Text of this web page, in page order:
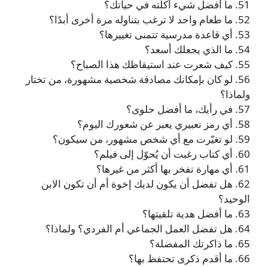
51. ما أفضل شيء أكلته في حياتك؟
52. ما طعام واحد لا ترغب بتناوله مرة أخرى أبدًا؟
53. أي قاعدة مدرسية تتمنى تغييرها؟
54. ما الذي يجعلك أسعد؟
55. كيف شعرت عند استيقاظك هذا الصباح؟
56. لو كان بإمكانك مصادقة شخصية مشهورة، من تختار
ولماذا؟
57. في رأيك، ما أفضل حلوى؟
58. أي رمز تعبيري يعبر عن شعورك اليوم؟
59. لو تغيّرت مع أي شخص مشهور، من سيكون؟
60. أي كتاب رغبت أن يُحوّل إلى فيلم؟
61. أي مهارة تفخر بها أكثر من غيرها؟
62. هل تفضل أن يكون لديك إخوة أم أن تكون الابن
الوحيد؟
63. ما أفضل هدية تلقيتها؟
64. هل تفضل العمل الجماعي أم الفردي؟ ولماذا؟
65. ما ذاكرتك المفضلة؟
66. ما أقدم ذكرى تحتفظ بها؟